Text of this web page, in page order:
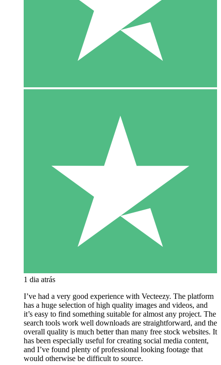
1 dia atrás
I’ve had a very good experience with Vecteezy. The platform
has a huge selection of high quality images and videos, and
it’s easy to find something suitable for almost any project. The
search tools work well downloads are straightforward, and the
overall quality is much better than many free stock websites. It
has been especially useful for creating social media content,
and I’ve found plenty of professional looking footage that
would otherwise be difficult to source.